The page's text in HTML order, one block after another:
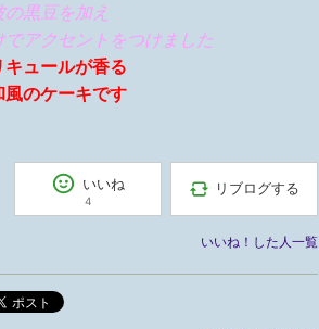
黒豆を加え
アクセントをつけました
ュールが香る
風のケーキです
いいね
4
リブログする
いいね！した人一覧
ポスト